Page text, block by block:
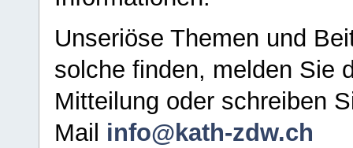
Unseriöse Themen und
solche finden, melden Sie
Mitteilung oder schreiben
Mail info@kath-zdw.ch